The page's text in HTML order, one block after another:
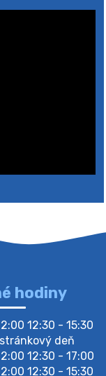
augusta
lakosokat,
hodiny
12:30 - 15:30
deň
12:30 - 17:00
12:30 - 15:30